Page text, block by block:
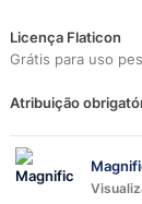
Licença Flaticon
Grátis para uso
Atribuição